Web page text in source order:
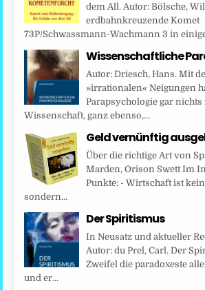
dem All. Autor: Bölsche,
erdbahnkreuzende Komet
73P/Schwassmann-Wachmann 3 in
Wissenschaftliche
Autor: Driesch, Hans. Mit
»irrationalen« Neigungen
Parapsychologie gar nichts
Wissenschaft, ganz ebenso,...
Geld vernünftig
Über die richtige Art von
Marden, Orison Swett Im
Punkte: - Wirtschaft ist
sondern...
Der Spiritismus
In Neusatz und aktueller
Autor: du Prel, Carl. Der
Zweifel die paradoxeste
und er...